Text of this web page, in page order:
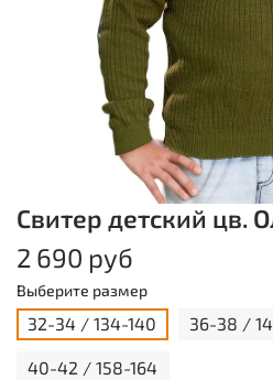
Свитер детский цв.
2 690 руб
Выберите размер
32-34 / 134-140 36-38 /
40-42 / 158-164